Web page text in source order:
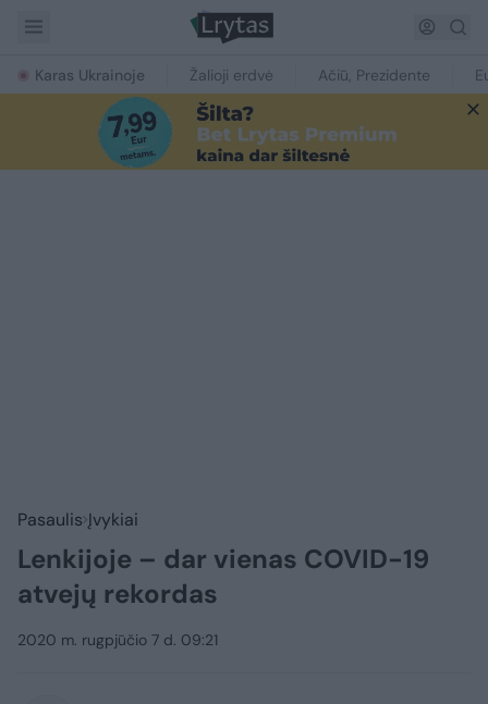
Karas Ukrainoje Žalioji erdvė Ačiū, Prezidente
Pasaulis Įvykiai
Lenkijoje – dar vienas COVID-19
atvejų rekordas
2020 m. rugpjūčio 7 d. 09:21